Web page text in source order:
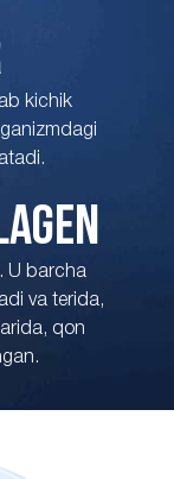
kichik
U barcha
va terida,
qon